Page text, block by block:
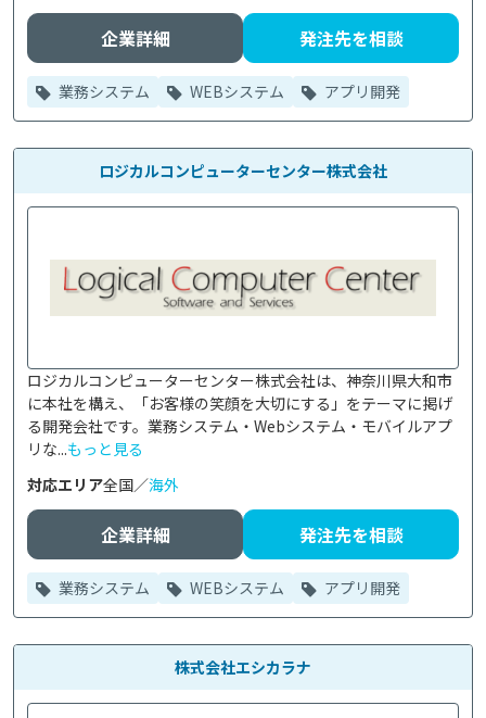
企業詳細 発注先を相談
業務システム WEBシステム アプリ開発
ロジカルコンピューターセンター株式会社
ロジカルコンピューターセンター株式会社は、神奈川県大和市
に本社を構え、「お客様の笑顔を大切にする」をテーマに掲げ
る開発会社です。業務システム・Webシステム・モバイルアプ
リな...もっと見る
対応エリア全国／海外
企業詳細 発注先を相談
業務システム WEBシステム アプリ開発
株式会社エシカラナ